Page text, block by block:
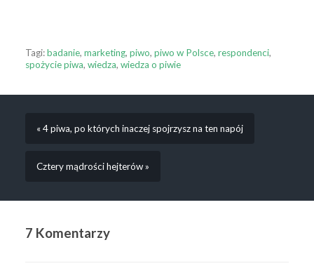
Tagi:badanie, marketing, piwo, piwo w Polsce, respondenci,
spożycie piwa, wiedza, wiedza o piwie
« 4 piwa, po których inaczej spojrzysz na ten napój
Cztery mądrości hejterów »
7 Komentarzy